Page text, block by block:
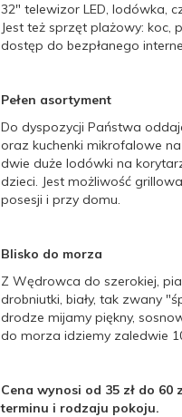
32" telewizor LED, lodówka,
Jest też sprzęt plażowy: koc,
dostęp do bezpłanego
Pełen asortyment
Do dyspozycji Państwa
oraz kuchenki mikrofalowe
dwie duże lodówki na
dzieci. Jest możliwość
posesji i przy domu.
Blisko do morza
Z Wędrowca do szerokiej,
drobniutki, biały, tak zwany
drodze mijamy piękny,
do morza idziemy zaledwie
Cena wynosi od 35 zł do
terminu i rodzaju pokoju.